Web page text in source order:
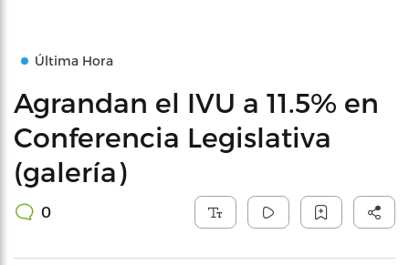
Última Hora
Agrandan el IVU a 11.5% en
Conferencia Legislativa
(galería)
0